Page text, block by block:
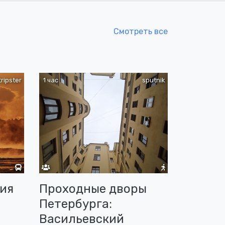
Смотреть все
sputnik
1 час
Проходные дворы
Петербурга:
Васильевский